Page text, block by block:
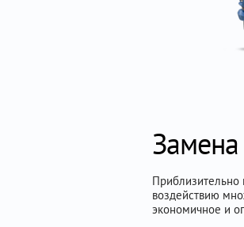
Приблизительно
воздействию
экономичное и